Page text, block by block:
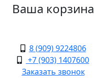
Ваша корзина
8 (909) 9224806
+7 (903) 1407600
Заказать звонок